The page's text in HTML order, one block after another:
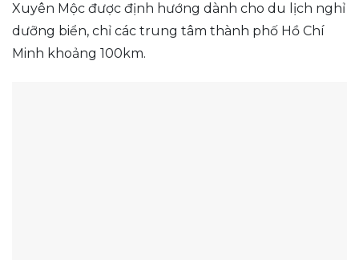
Xuyên Mộc được định hướng dành cho du lịch nghỉ
dưỡng biển, chỉ các trung tâm thành phố Hồ Chí
Minh khoảng 100km.